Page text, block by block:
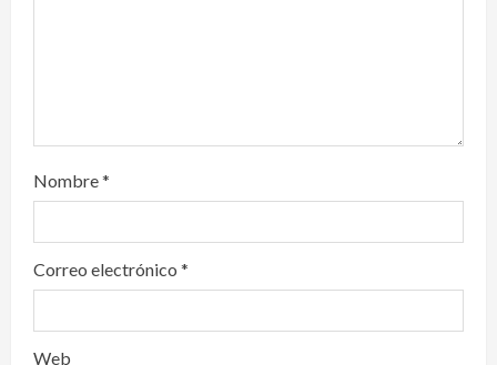
Nombre*
Correo electrónico *
Web